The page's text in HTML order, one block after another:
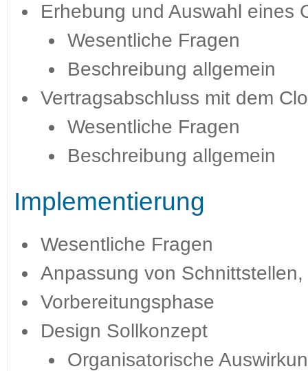
Erhebung und Auswahl eines
Wesentliche Fragen
Beschreibung allgemein
Vertragsabschluss mit dem
Wesentliche Fragen
Beschreibung allgemein
Implementierung
Wesentliche Fragen
Anpassung von
Vorbereitungsphase
Design Sollkonzept
Organisatorische